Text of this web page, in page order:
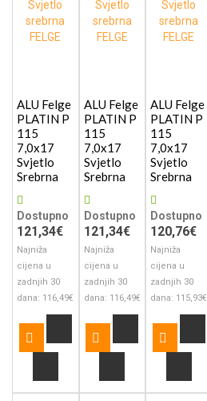
ALU Felge
PLATIN P
115
7,0x17
Svjetlo
Srebrna
Dostupno
121,34€
Najniža
cijena u
zadnjih 30
dana: 116,49€
ALU Felge
PLATIN P
115
7,0x17
Svjetlo
Srebrna
Dostupno
121,34€
Najniža
cijena u
zadnjih 30
dana: 116,49€
ALU Felge
PLATIN P
115
7,0x17
Svjetlo
Srebrna
Dostupno
120,76€
Najniža
cijena u
zadnjih 30
dana: 115,93€